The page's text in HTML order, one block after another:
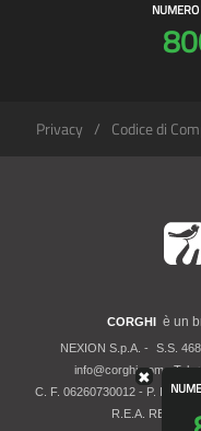
Privacy Codice di
CORGHI è un
NEXION S.p.A. - S.S.
info@corghi.com- Tel:
C. F. 06260730012 - P. IVA
R.E.A. RE
✖